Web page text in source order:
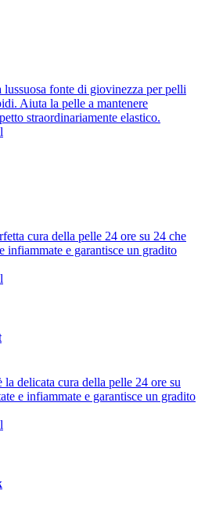
fonte di giovinezza per pelli
Aiuta la pelle a mantenere
straordinariamente elastico.
cura della pelle 24 ore su 24 che
infiammate e garantisce un gradito
delicata cura della pelle 24 ore su
e infiammate e garantisce un gradito